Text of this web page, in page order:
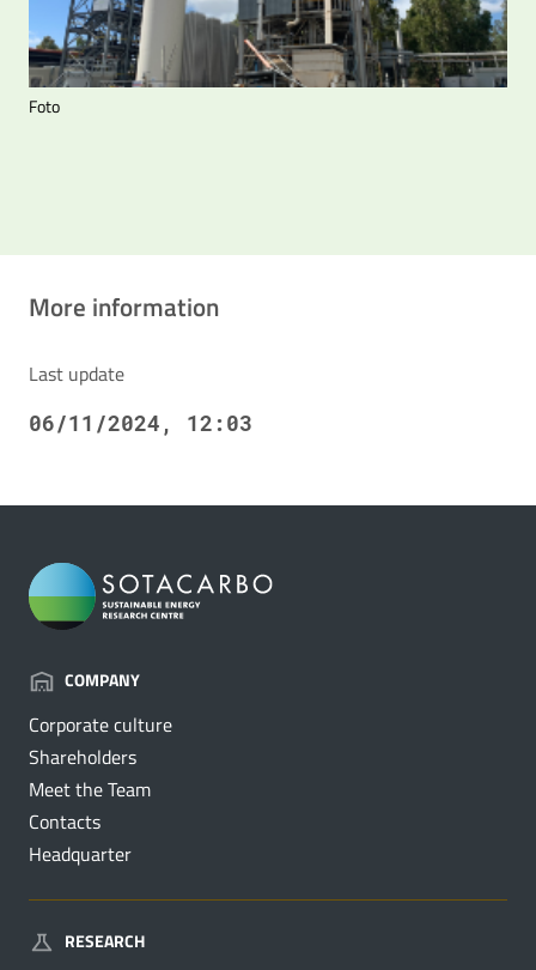
Foto
More information
Last update
06/11/2024, 12:03
COMPANY
Corporate culture
Shareholders
Meet the Team
Contacts
Headquarter
RESEARCH